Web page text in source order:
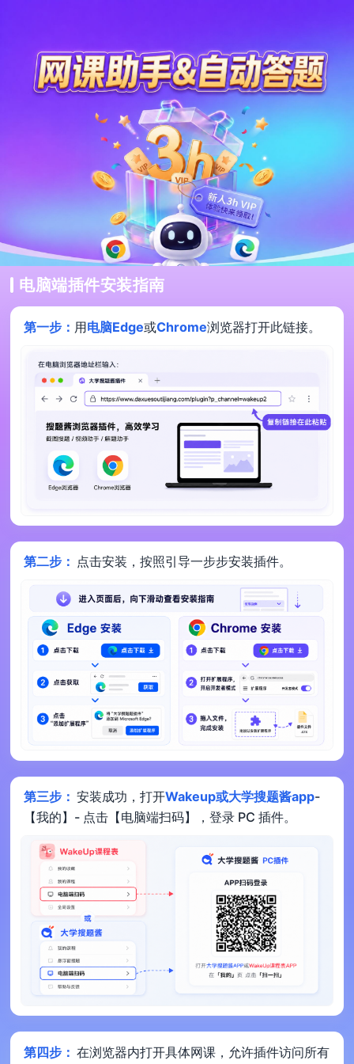
电脑端插件安装指南
第一步： 用电脑Edge或Chrome浏览器打开此链接。
第二步： 点击安装，按照引导一步步安装插件。
第三步： 安装成功，打开Wakeup或大学搜题酱app-
【我的】- 点击【电脑端扫码】，登录 PC 插件。
第四步： 在浏览器内打开具体网课，允许插件访问所有